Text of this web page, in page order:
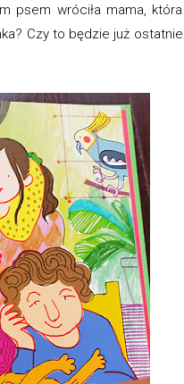
psem wróciła mama, która
Czy to będzie już ostatnie